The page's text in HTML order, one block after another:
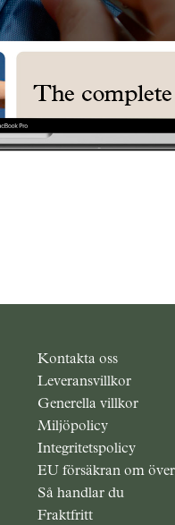
Kontakta oss
Leveransvillkor
Generella villkor
Miljöpolicy
Integritetspolicy
EU försäkran om
Så handlar du
Fraktfritt